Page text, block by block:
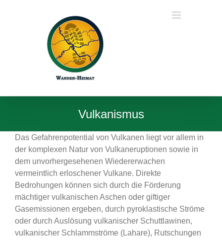
Vulkanismus
Das Gefahrenpotential von Vulkanen liegt vor allem in
der komplexen Natur von Vulkaneruptionen sowie in
dem unvorhergesehenen Wiedererwachen
vermeintlich erloschener Vulkane. Direkte
Bedrohungen können sich durch die Förderung
mächtiger vulkanischen Aschen oder giftiger
Gasemissionen ergeben, durch pyroklastische Ströme
oder durch Auslösung vulkanischer Schuttlawinen,
vulkanischer Schlammströme (Lahare), Rutschungen